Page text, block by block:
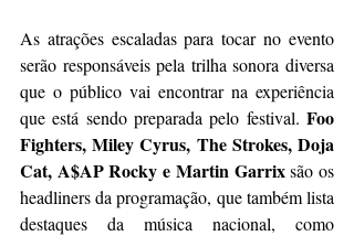
As atrações escaladas para tocar no evento
serão responsáveis pela trilha sonora diversa
que o público vai encontrar na experiência
que está sendo preparada pelo festival. Foo
Fighters, Miley Cyrus, The Strokes, Doja
Cat, A$AP Rocky e Martin Garrix são os
headliners da programação, que também lista